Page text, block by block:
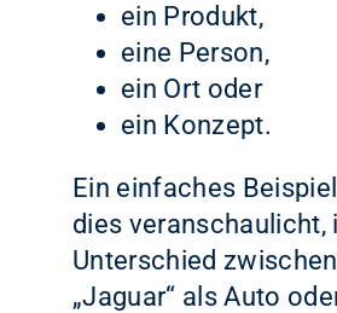
ein Produkt,
eine Person,
ein Ort oder
ein Konzept.
Ein einfaches
dies veranschaulicht,
Unterschied
„Jaguar“ als Auto